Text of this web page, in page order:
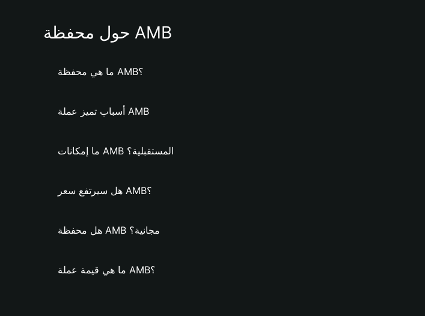
حول محفظة AMB
ما هي محفظة AMB؟
أسباب تميز عملة AMB
ما إمكانات AMB المستقبلية؟
هل سيرتفع سعر AMB؟
هل محفظة AMB مجانية؟
ما هي قيمة عملة AMB؟